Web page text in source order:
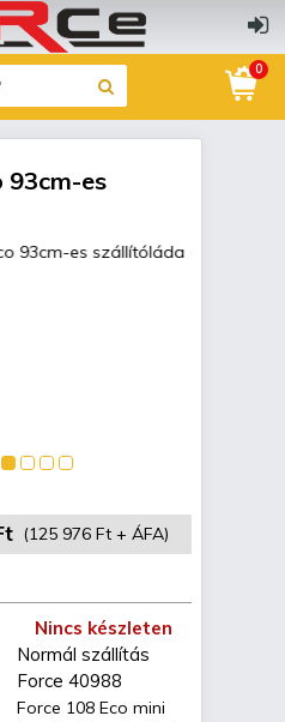
0
93cm-es
(125 976 Ft + ÁFA)
Nincs készleten
Normál szállítás
Force 40988
Force 108 Eco mini